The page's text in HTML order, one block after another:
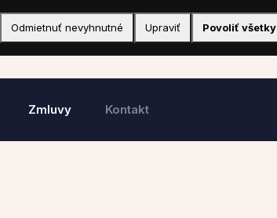
Zmluvy Kontakt
Odmietnuť nevyhnutné Upraviť Povoliť všetky